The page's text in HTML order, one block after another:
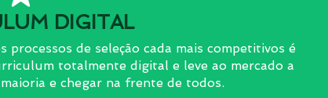
DIGITAL
processos de seleção cada mais competitivos é
totalmente digital e leve ao mercado a
e chegar na frente de todos.